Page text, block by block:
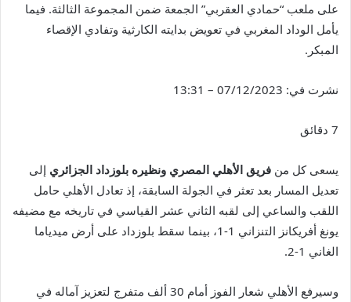
على ملعب “حمادي العقربي” الجمعة ضمن المجموعة الثالثة. فيما
يأمل الوداد المغربي في تعويض بدايته الكارثية وتفادي الإقصاء
المبكر.
نشرت في: 07/12/2023 – 13:31
7 دقائق
يسعى كل من فريق الأهلي المصري ونظيره بلوزداد الجزائري إلى
تعديل المسار بعد تعثر في الجولة السابقة، إذ تعادل الأهلي حامل
اللقب والساعي إلى لقبه الثاني عشر القياسي في تاريخه مع مضيفه
يونغ أفريكانز التنزاني 1-1، بينما سقط بلوزداد على أرض ميدياما
الغاني 1-2.
وسيرفع الأهلي شعار الفوز أمام 30 ألف متفرج لتعزيز آماله في